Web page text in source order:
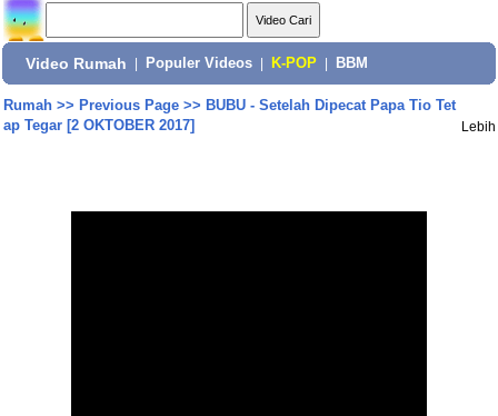
Video Rumah Populer Videos K-POP BBM
Rumah>> Previous Page>> BUBU - Setelah Dipecat Papa Tio Tet
ap Tegar [2 OKTOBER 2017]
Lebih